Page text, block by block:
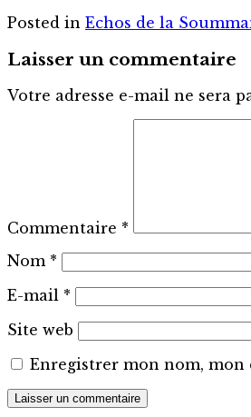
Posted in Echos de la
Laisser un commentaire
Votre adresse e-mail ne sera
Commentaire *
Nom *
E-mail *
Site web
Enregistrer mon nom,